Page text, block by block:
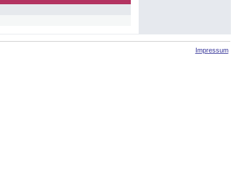
Impressum